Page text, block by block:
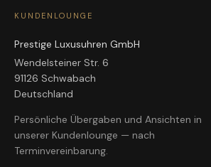
KUNDENLOUNGE
Prestige Luxusuhren GmbH
Wendelsteiner Str. 6
91126 Schwabach
Deutschland
Persönliche Übergaben und Ansichten in
unserer Kundenlounge — nach
Terminvereinbarung.